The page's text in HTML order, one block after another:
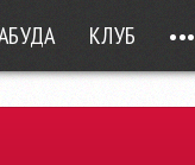
КЛУБ •••